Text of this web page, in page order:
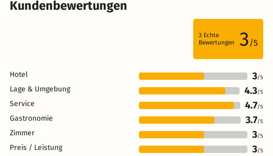
Kundenbewertungen
3 Echte
Bewertungen
3/5
Hotel 3/5
Lage & Umgebung 4.3/5
Service 4.7/5
Gastronomie 3.7/5
Zimmer 3/5
Preis / Leistung 3/5